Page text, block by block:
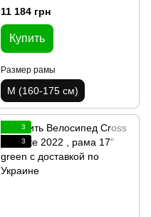
крылья, крыло пер., крыло
зад., подножка, звонок,
корзина
11 184 грн
Купить
Размер рамы
M (160-175 см)
3
3